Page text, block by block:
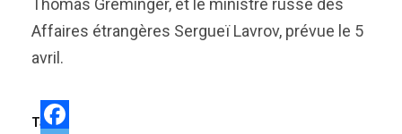
Thomas Greminger, et le ministre russe des
Affaires étrangères Sergueï Lavrov, prévue le 5
avril.
Tags: